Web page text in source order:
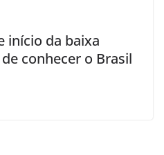
início da baixa
conhecer o Brasil